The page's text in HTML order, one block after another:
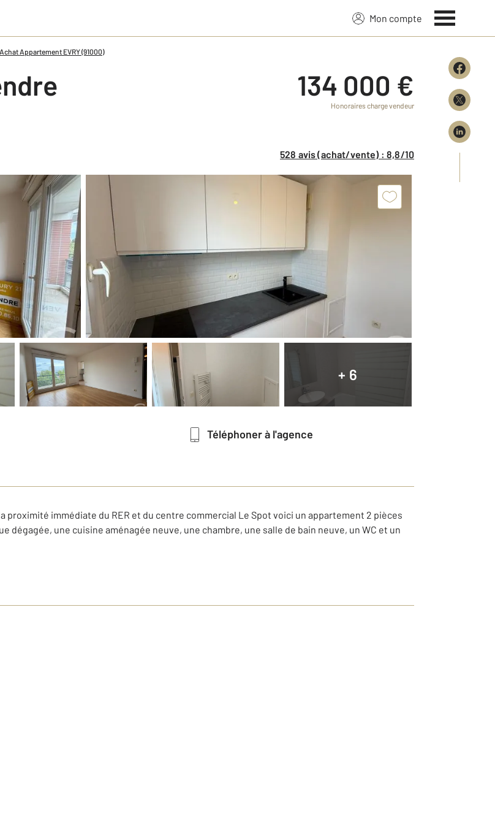
Mon compte
Achat Appartement EVRY (91000)
134 000 €
Honoraires charge vendeur
528 avis (achat/vente) : 8,8/10
+ 6
Téléphoner à l'agence
proximité immédiate du RER et du centre commercial Le Spot voici un appartement 2 pièces
dégagée, une cuisine aménagée neuve, une chambre, une salle de bain neuve, un WC et un